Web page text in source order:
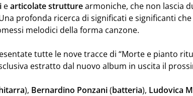
earticolate strutturearmoniche, che non lascia
profonda ricerca di significati e significanti
melodici della forma canzone.
tutte le nove tracce di “Morte e pianto
estratto dal nuovo album in uscita il
), Bernardino Ponzani(batteria), Ludovica